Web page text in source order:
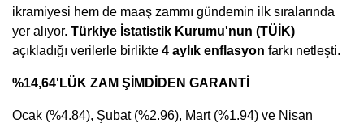
ikramiyesi hem de maaş zammı gündemin ilk sıralarında
yer alıyor. Türkiye İstatistik Kurumu'nun (TÜİK)
açıkladığı verilerle birlikte 4 aylık enflasyon farkı netleşti.
%14,64'LÜK ZAM ŞİMDİDEN GARANTİ
Ocak (%4.84), Şubat (%2.96), Mart (%1.94) ve Nisan